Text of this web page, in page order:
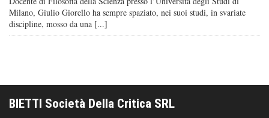
Milano, Giulio Giorello ha sempre spaziato, nei suoi studi, in svariate
discipline, mosso da una [...]
BIETTI Società Della Critica SRL